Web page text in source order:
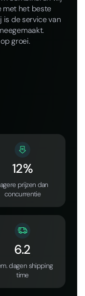
met het beste
is de service van
groei.
12%
prijzen dan
concurrentie
6.2
dagen shipping
time